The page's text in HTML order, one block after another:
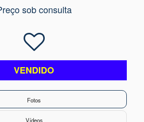
sob consulta
VENDIDO
Fotos
Vídeos